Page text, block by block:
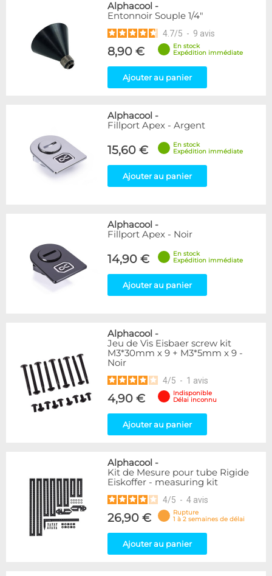
Alphacool -
Entonnoir Souple 1/4"
4.7/5 - 9 avis
8,90 €
En stock
Expédition immédiate
Ajouter au panier
Alphacool -
Fillport Apex - Argent
15,60 €
En stock
Expédition immédiate
Ajouter au panier
Alphacool -
Fillport Apex - Noir
14,90 €
En stock
Expédition immédiate
Ajouter au panier
Alphacool -
Jeu de Vis Eisbaer screw kit
M3*30mm x 9 + M3*5mm x 9 -
Noir
4/5 - 1 avis
4,90 €
Indisponible
Délai inconnu
Ajouter au panier
Alphacool -
Kit de Mesure pour tube Rigide
Eiskoffer - measuring kit
4/5 - 4 avis
26,90 €
Rupture
1 à 2 semaines de délai
Ajouter au panier